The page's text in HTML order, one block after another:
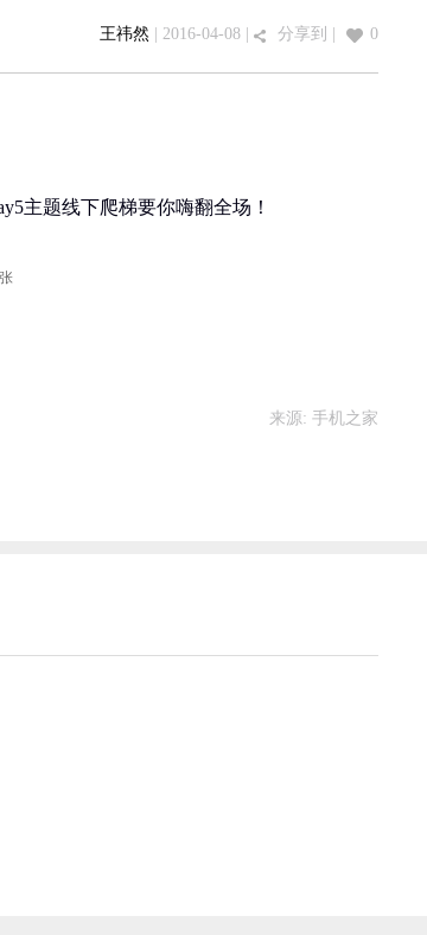
王祎然 | 2016-04-08 | 分享到 0
主题线下爬梯要你嗨翻全场！
来源: 手机之家